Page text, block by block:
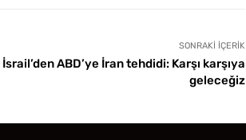
SONRAKI İÇERIK
İsrail’den ABD’ye İran tehdidi: Karşı karşıya
geleceğiz